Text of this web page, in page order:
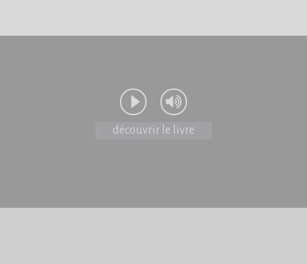
découvrir le livre